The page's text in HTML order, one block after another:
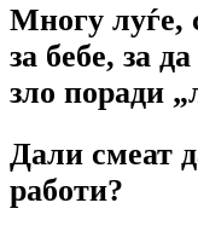
Многу луѓе,
за бебе, за
зло поради
Дали смеат
работи?